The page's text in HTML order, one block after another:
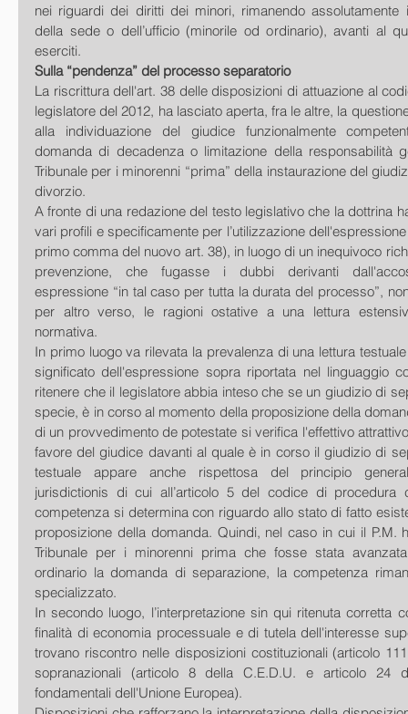
nei riguardi dei diritti dei minori, rimanendo assolutamente
della sede o dell’ufficio (minorile od ordinario), avanti al
eserciti.
Sulla “pendenza” del processo separatorio
La riscrittura dell'art. 38 delle disposizioni di attuazione al
legislatore del 2012, ha lasciato aperta, fra le altre, la
alla individuazione del giudice funzionalmente
domanda di decadenza o limitazione della responsabilità
Tribunale per i minorenni “prima” della instaurazione del
divorzio.
A fronte di una redazione del testo legislativo che la dottrina
vari profili e specificamente per l’utilizzazione
primo comma del nuovo art. 38), in luogo di un inequivoco
prevenzione, che fugasse i dubbi derivanti
espressione “in tal caso per tutta la durata del processo”,
per altro verso, le ragioni ostative a una lettura
normativa.
In primo luogo va rilevata la prevalenza di una lettura
significato dell'espressione sopra riportata nel linguaggio
ritenere che il legislatore abbia inteso che se un giudizio di
specie, è in corso al momento della proposizione della
di un provvedimento de potestate si verifica l'effettivo
favore del giudice davanti al quale è in corso il giudizio di
testuale appare anche rispettosa del principio
jurisdictionis di cui all’articolo 5 del codice di procedura
competenza si determina con riguardo allo stato di fatto
proposizione della domanda. Quindi, nel caso in cui il P.M.
Tribunale per i minorenni prima che fosse stata
ordinario la domanda di separazione, la competenza
specializzato.
In secondo luogo, l’interpretazione sin qui ritenuta corretta
finalità di economia processuale e di tutela dell'interesse
trovano riscontro nelle disposizioni costituzionali (articolo
sopranazionali (articolo 8 della C.E.D.U. e articolo 24
fondamentali dell'Unione Europea).